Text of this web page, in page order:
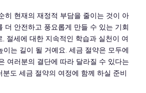
히 현재의 재정적 부담을 줄이는 것이 아
더 안전하고 풍요롭게 만들 수 있는 기회
, 절세에 대한 지속적인 학습과 실천이 여
이는 길이 될 거예요. 세금 절약은 모두에
여러분의 결단에 따라 달라질 수 있다는
분도 세금 절약의 여정에 함께 하실 준비